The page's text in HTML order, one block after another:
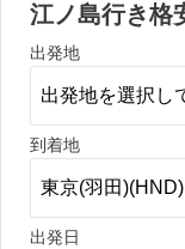
江ノ島行き格
出発地
到着地
出発日